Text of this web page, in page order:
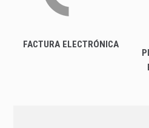
FACTURA ELECTRÓNICA